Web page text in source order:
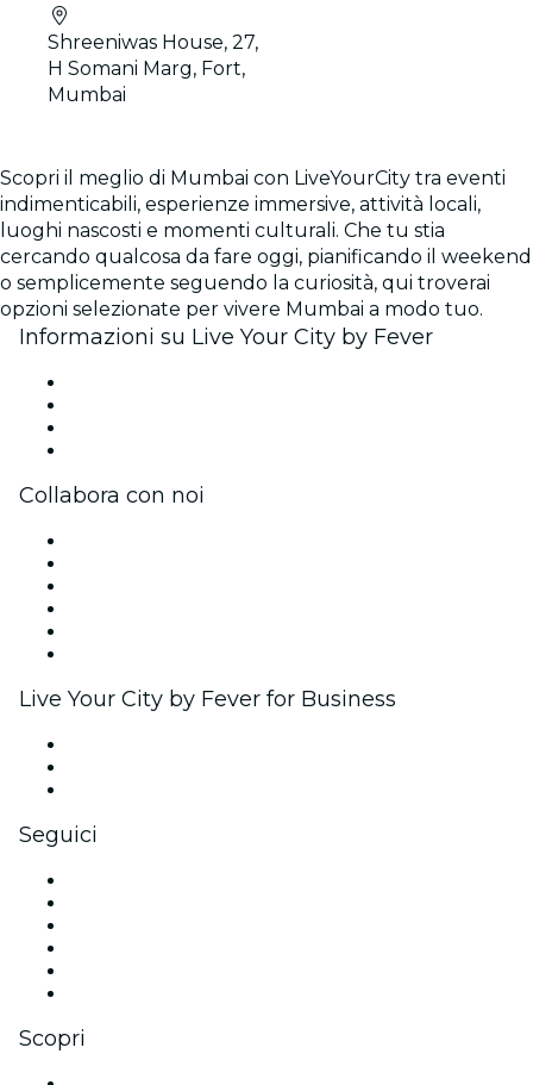
Shreeniwas House, 27,
H Somani Marg, Fort,
Mumbai
Scopri il meglio di Mumbai con LiveYourCity tra eventi
indimenticabili, esperienze immersive, attività locali,
luoghi nascosti e momenti culturali. Che tu stia
cercando qualcosa da fare oggi, pianificando il weekend
o semplicemente seguendo la curiosità, qui troverai
opzioni selezionate per vivere Mumbai a modo tuo.
Informazioni su Live Your City by Fever
Collabora con noi
Live Your City by Fever for Business
Seguici
Scopri